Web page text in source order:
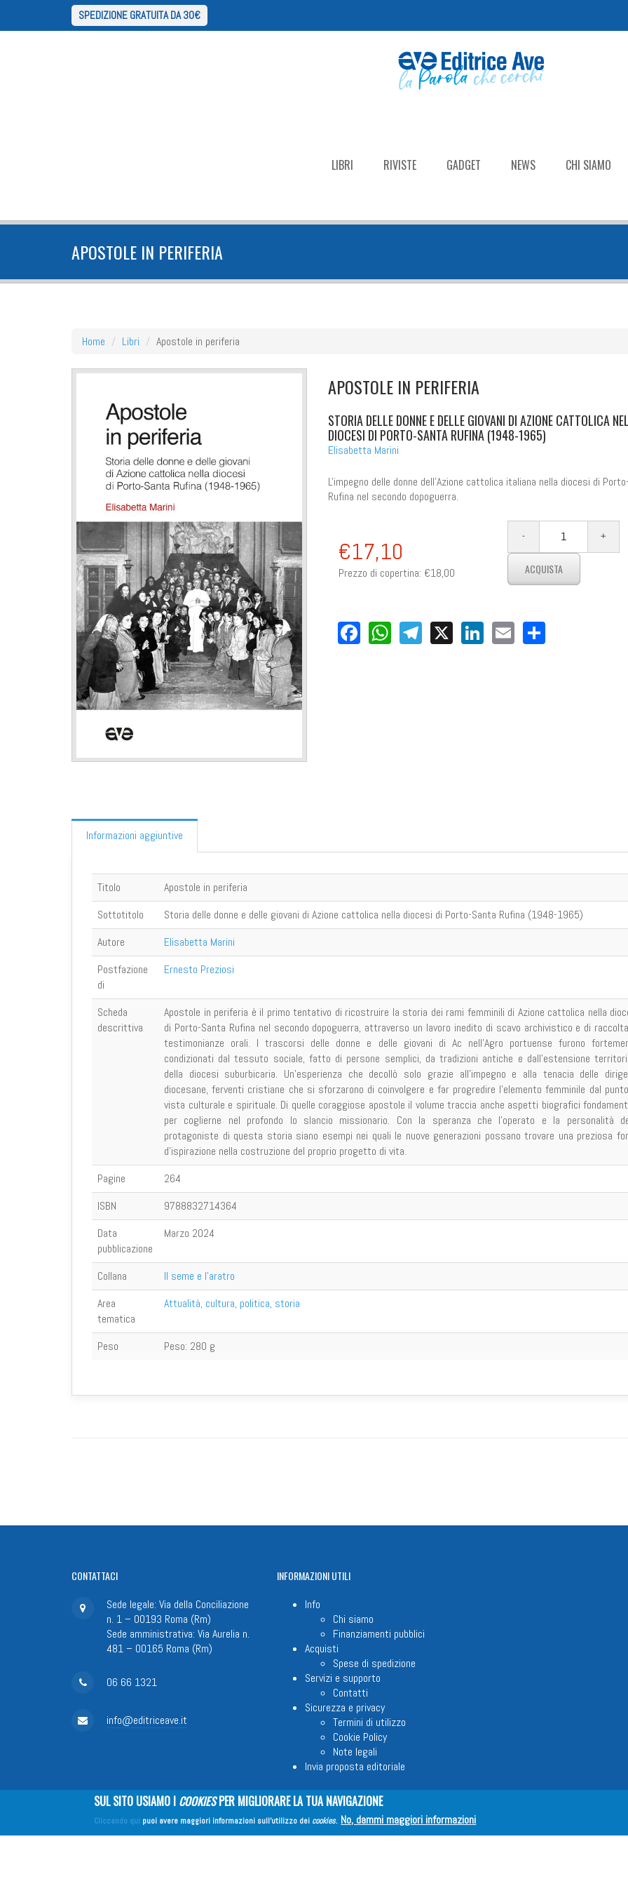
SPEDIZIONE GRATUITA DA 30€
LIBRI RIVISTE GADGET NEWS CHI SIAMO
APOSTOLE IN PERIFERIA
Home Libri Apostole in periferia
APOSTOLE IN PERIFERIA
STORIA DELLE DONNE E DELLE GIOVANI DI AZIONE CATTOLICA
DIOCESI DI PORTO-SANTA RUFINA (1948-1965)
Elisabetta Marini
L'impegno delle donne dell'Azione cattolica italiana nella diocesi di
Rufina nel secondo dopoguerra.
€17,10
Prezzo di copertina: €18,00
Facebook
WhatsApp
Telegram
X LinkedIn
EmailShare
Informazioni aggiuntive
Titolo
Apostole in periferia
Sottotitolo
Storia delle donne e delle giovani di Azione cattolica nella diocesi di Porto-Santa Rufina (1948-1965)
Autore
Elisabetta Marini
Postfazione
di
Ernesto Preziosi
Scheda
descrittiva
Apostole in periferia è il primo tentativo di ricostruire la storia dei rami femminili di Azione cattolica nella
di Porto-Santa Rufina nel secondo dopoguerra, attraverso un lavoro inedito di scavo archivistico e di
testimonianze orali. I trascorsi delle donne e delle giovani di Ac nell’Agro portuense furono
condizionati dal tessuto sociale, fatto di persone semplici, da tradizioni antiche e dall’estensione
della diocesi suburbicaria. Un’esperienza che decollò solo grazie all’impegno e alla tenacia delle
diocesane, ferventi cristiane che si sforzarono di coinvolgere e far progredire l’elemento femminile dal
vista culturale e spirituale. Di quelle coraggiose apostole il volume traccia anche aspetti biografici
per coglierne nel profondo lo slancio missionario. Con la speranza che l’operato e la personalità
protagoniste di questa storia siano esempi nei quali le nuove generazioni possano trovare una preziosa
d’ispirazione nella costruzione del proprio progetto di vita.
Pagine
264
ISBN
9788832714364
Data
pubblicazione
Marzo 2024
Collana
Il seme e l'aratro
Area
tematica
Attualità, cultura, politica, storia
Peso Peso: 280 g
CONTATTACI
Sede legale: Via della Conciliazione
n. 1 – 00193 Roma (Rm)
Sede amministrativa: Via Aurelia n.
481 – 00165 Roma (Rm)
06 66 1321
info@editriceave.it
INFORMAZIONIUTILI
Info
Chi siamo
Finanziamenti pubblici
Acquisti
Spese di spedizione
Servizi e supporto
Contatti
Sicurezza e privacy
Termini di utilizzo
Cookie Policy
Note legali
Invia proposta editoriale
Fondazione Apostolicam Actuositatem ETS © 2023 - P.I. 05398481001 - C.F 96306220581 - REA 888781
SUL SITO USIAMO I COOKIESPER MIGLIORARE LA TUA NAVIGAZIONE
Cliccando qui puoi avere maggiori informazioni sull'utilizzo dei cookies. No, dammi maggiori informazioni